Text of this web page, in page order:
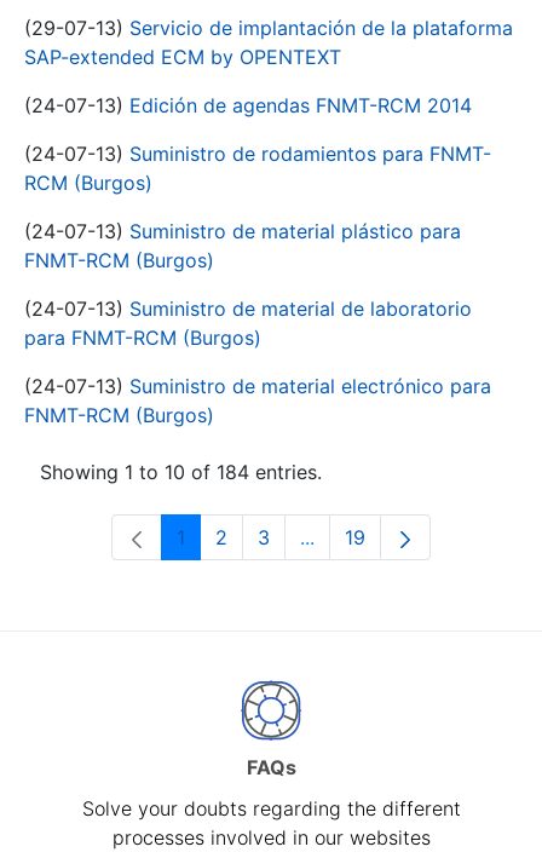
(29-07-13) Servicio de implantación de la plataforma
SAP-extended ECM by OPENTEXT
(24-07-13) Edición de agendas FNMT-RCM 2014
(24-07-13) Suministro de rodamientos para FNMT-
RCM (Burgos)
(24-07-13) Suministro de material plástico para
FNMT-RCM (Burgos)
(24-07-13) Suministro de material de laboratorio
para FNMT-RCM (Burgos)
(24-07-13) Suministro de material electrónico para
FNMT-RCM (Burgos)
Showing 1 to 10 of 184 entries.
Page
1 Page
2 Page
3 ...Intermediate Pages Use
Page
19
FAQs
Solve your doubts regarding the different
processes involved in our websites